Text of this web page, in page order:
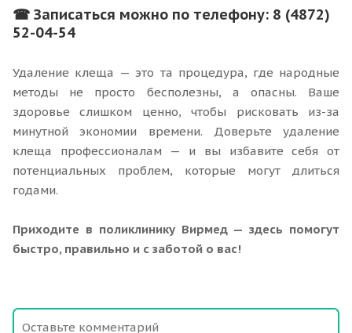
☎ Записаться можно по телефону: 8 (4872)
52-04-54
Удаление клеща — это та процедура, где народные
методы не просто бесполезны, а опасны. Ваше
здоровье слишком ценно, чтобы рисковать из-за
минутной экономии времени. Доверьте удаление
клеща профессионалам — и вы избавите себя от
потенциальных проблем, которые могут длиться
годами.
Приходите в поликлинику Вирмед — здесь помогут
быстро, правильно и с заботой о вас!